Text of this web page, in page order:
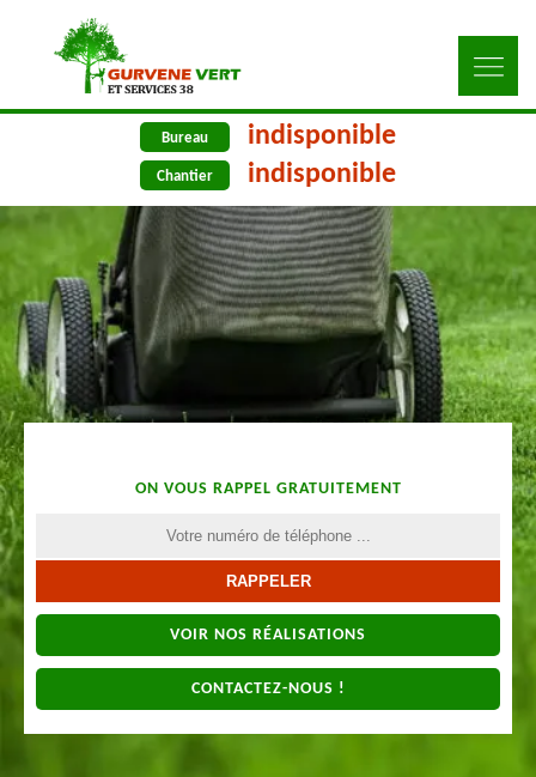
Bureau indisponible
Chantier indisponible
ON VOUS RAPPEL GRATUITEMENT
VOIR NOS RÉALISATIONS
CONTACTEZ-NOUS !